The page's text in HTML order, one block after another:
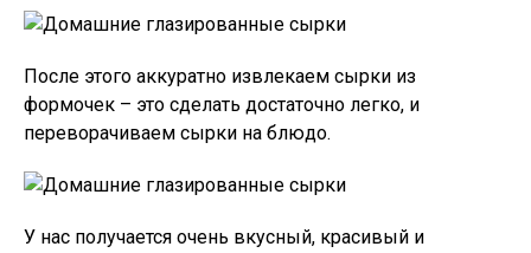
После этого аккуратно извлекаем сырки из
формочек – это сделать достаточно легко, и
переворачиваем сырки на блюдо.
У нас получается очень вкусный, красивый и